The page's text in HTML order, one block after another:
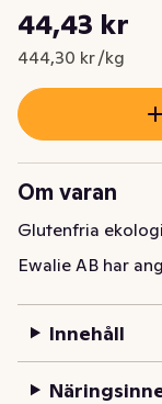
Nuvarande pris
44,43 kr
444,30 kr /kg
Styckpris: 444,30
Om varan
Glutenfria
Ewalie AB har
Innehåll